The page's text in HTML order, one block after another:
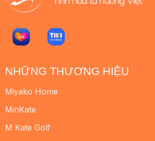
NHỮNG THƯƠNG HIỆU
Miyako Home
MinKate
M Kate Golf